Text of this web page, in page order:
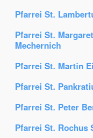
Pfarrei St.
Pfarrei St.
Mechernich
Pfarrei St. Martin
Pfarrei St.
Pfarrei St. Peter
Pfarrei St. Rochus